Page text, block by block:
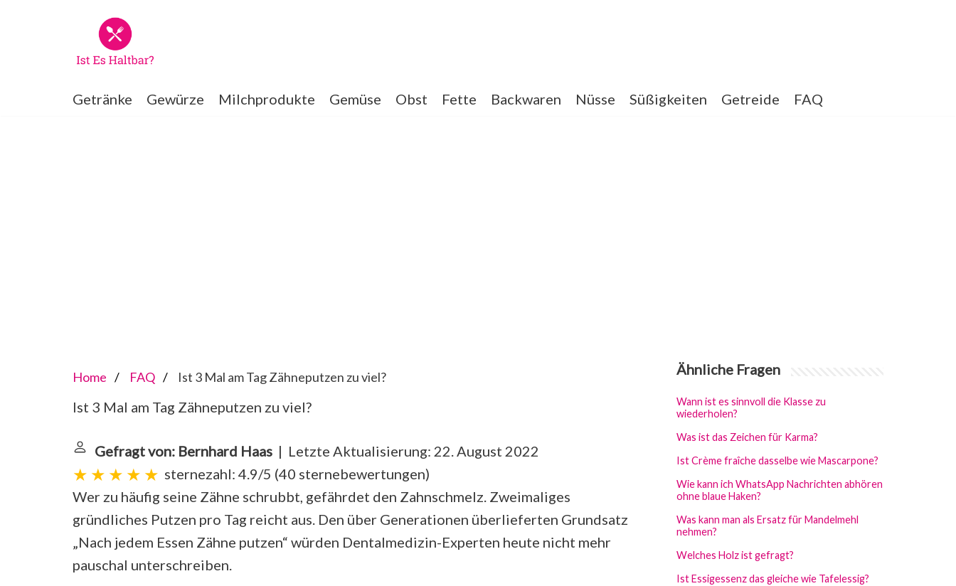
Getränke Gewürze Milchprodukte Gemüse Obst Fette Backwaren Nüsse Süßigkeiten Getreide FAQ
Home FAQ Ist 3 Mal am Tag Zähneputzen zu viel?
Ist 3 Mal am Tag Zähneputzen zu viel?
Gefragt von: Bernhard Haas | Letzte Aktualisierung: 22. August 2022
sternezahl: 4.9/5 (40 sternebewertungen)
Wer zu häufig seine Zähne schrubbt, gefährdet den Zahnschmelz. Zweimaliges
gründliches Putzen pro Tag reicht aus. Den über Generationen überlieferten Grundsatz
„Nach jedem Essen Zähne putzen“ würden Dentalmedizin-Experten heute nicht mehr
pauschal unterschreiben.
Ähnliche Fragen
Wann ist es sinnvoll die Klasse zu
wiederholen?
Was ist das Zeichen für Karma?
Ist Crème fraîche dasselbe wie Mascarpone?
Wie kann ich WhatsApp Nachrichten abhören
ohne blaue Haken?
Was kann man als Ersatz für Mandelmehl
nehmen?
Welches Holz ist gefragt?
Ist Essigessenz das gleiche wie Tafelessig?